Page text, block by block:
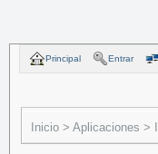
Principal Entrar
Inicio > Aplicaciones >